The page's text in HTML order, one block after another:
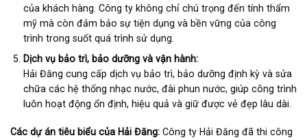
của khách hàng. Công ty không chỉ chú trọng đến tính thẩm
mỹ mà còn đảm bảo sự tiện dụng và bền vững của công
trình trong suốt quá trình sử dụng.
Dịch vụ bảo trì, bảo dưỡng và vận hành:
Hải Đăng cung cấp dịch vụ bảo trì, bảo dưỡng định kỳ và sửa
chữa các hệ thống nhạc nước, đài phun nước, giúp công trình
luôn hoạt động ổn định, hiệu quả và giữ được vẻ đẹp lâu dài.
Các dự án tiêu biểu của Hải Đăng: Công ty Hải Đăng đã thi công